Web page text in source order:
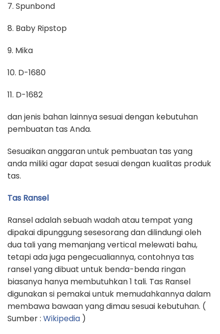
7. Spunbond
8. Baby Ripstop
9. Mika
10. D-1680
11. D-1682
dan jenis bahan lainnya sesuai dengan kebutuhan
pembuatan tas Anda.
Sesuaikan anggaran untuk pembuatan tas yang
anda miliki agar dapat sesuai dengan kualitas produk
tas.
Tas Ransel
Ransel adalah sebuah wadah atau tempat yang
dipakai dipunggung sesesorang dan dilindungi oleh
dua tali yang memanjang vertical melewati bahu,
tetapi ada juga pengecualiannya, contohnya tas
ransel yang dibuat untuk benda-benda ringan
biasanya hanya membutuhkan 1 tali. Tas Ransel
digunakan si pemakai untuk memudahkannya dalam
membawa bawaan yang dimau sesuai kebutuhan. (
Sumber : Wikipedia )